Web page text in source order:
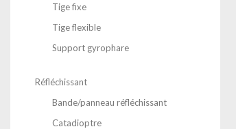
Tige fixe
Tige flexible
Support gyrophare
Réfléchissant
Bande/panneau réfléchissant
Catadioptre